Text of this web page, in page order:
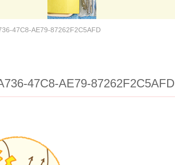
47C8-AE79-87262F2C5AFD
47C8-AE79-87262F2C5AFD